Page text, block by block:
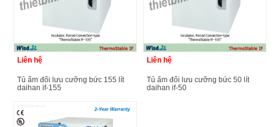
Liên hệ
tủ ấm đối lưu cưỡng bức 155 lít
daihan if-155
Liên hệ
tủ ấm đối lưu cưỡng bức 50 lít
daihan if-50